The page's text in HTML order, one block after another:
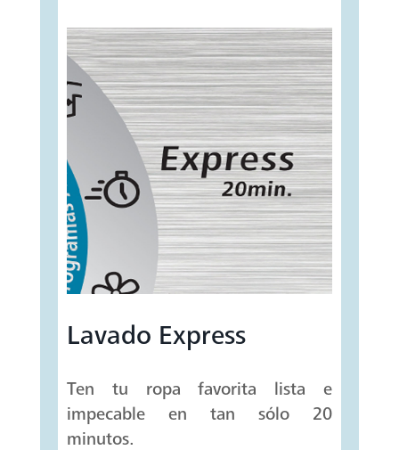
Lavado Express
Ten tu ropa favorita lista e
impecable en tan sólo 20
minutos.